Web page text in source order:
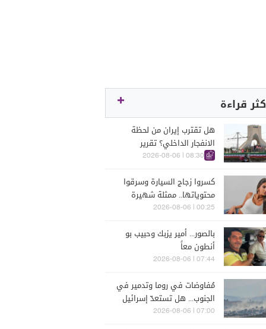
قراءة
هل تقترب إيران من لحظة
الانفجار الداخلي؟ تقرير
اسرائيلي يكشف الكواليس
08:30 | 2026-08-06
كسروا زجاج السيارة وسرقوا
محتوياتها.. ممثلة شهيرة
تتعرّض للسرقة في الرملة
00:25 | 2026-08-06
بالصور... أمير يزبك وحبيب بو
أنطون معاً
07:44 | 2026-08-06
مُفاوضات في روما وتدمير في
الجنوب... هل تستعدّ إسرائيل
للحرب؟
07:00 | 2026-08-06